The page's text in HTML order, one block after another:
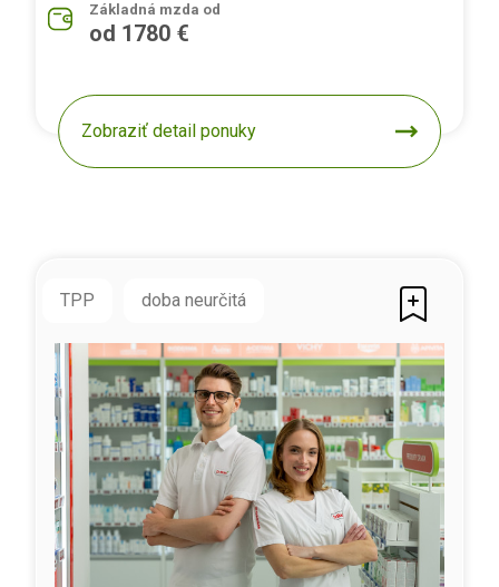
Základná mzda od
od 1780 €
Zobraziť detail ponuky
TPP doba neurčitá